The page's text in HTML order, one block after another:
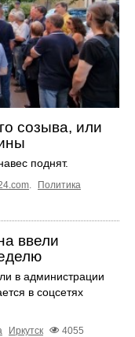
созыва, или
поднят.
Политика
ввели
в администрации
в соцсетях
Иркутск
4055